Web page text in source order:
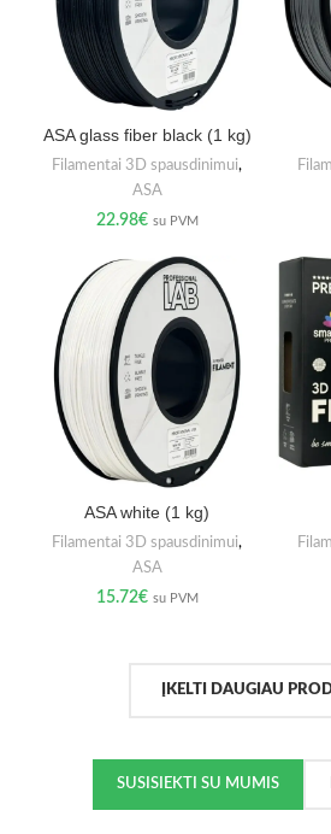
ASA glass fiber black (1 kg)
Filamentai 3D spausdinimui,
ASA
22.98€ su PVM
ASA white (1 kg)
Filamentai 3D spausdinimui,
ASA
15.72€ su PVM
ĮKELTI DAUGIAU
SUSISIEKTI SU MUMIS